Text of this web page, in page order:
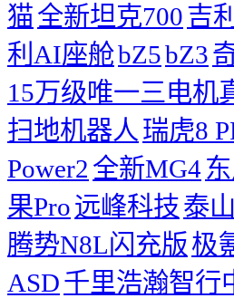
猫全新坦克700吉
利AI座舱bZ5bZ3
15万级唯一三电机
扫地机器人 瑞虎8
Power2 全新MG4
果Pro远峰科技泰
腾势N8L闪充版极
ASD千里浩瀚智行